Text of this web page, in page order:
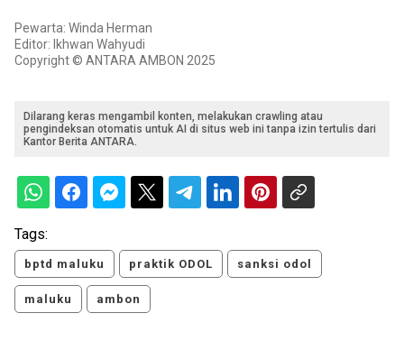
Pewarta: Winda Herman
Editor: Ikhwan Wahyudi
Copyright © ANTARA AMBON 2025
Dilarang keras mengambil konten, melakukan crawling atau
pengindeksan otomatis untuk AI di situs web ini tanpa izin tertulis dari
Kantor Berita ANTARA.
Tags:
bptd maluku praktik ODOL sanksi odol
maluku ambon